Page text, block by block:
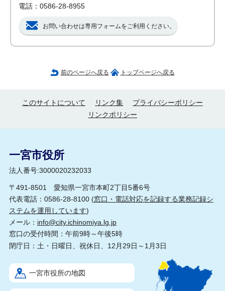
電話：0586-28-8955
お問い合わせは専用フォームをご利用ください。
前のページへ戻る トップページへ戻る
このサイトについて リンク集
プライバシーポリシー
リンクポリシー
一宮市役所
法人番号:3000020232033
〒491-8501 愛知県一宮市本町2丁目5番6号
代表電話：0586-28-8100 (窓口・電話対応を記録する業務記録シ
ステムを運用しています)
メール： info@city.ichinomiya.lg.jp
窓口の受付時間：午前9時～午後5時
閉庁日：土・日曜日、祝休日、12月29日～1月3日
一宮市役所の地図